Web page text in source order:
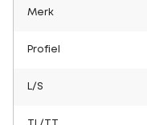
Merk
Profiel
L/S